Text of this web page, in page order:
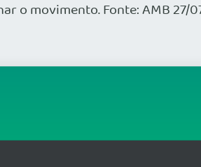
o movimento. Fonte: AMB 27/